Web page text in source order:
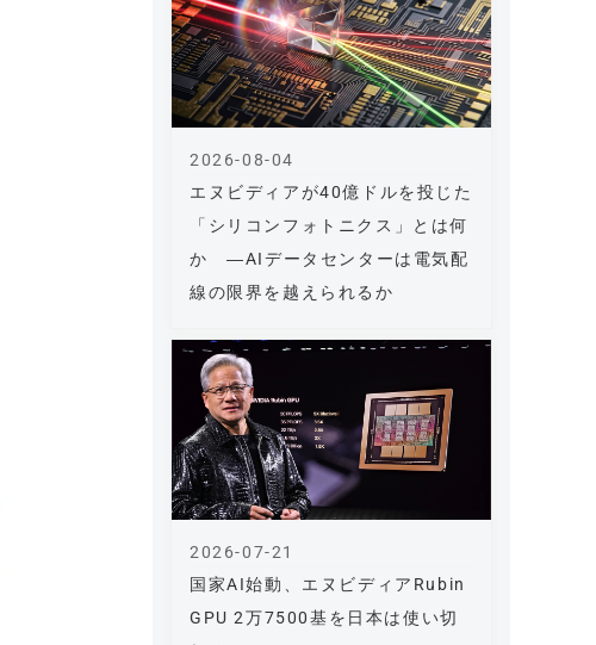
エヌビディアが40億ドルを投じた
「シリコンフォトニクス」とは何
か ―AIデータセンターは電気配
線の限界を越えられるか
2026-08-04
国家AI始動、エヌビディアRubin
GPU 2万7500基を日本は使い切
2026-07-21